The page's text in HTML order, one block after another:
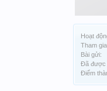
Hoạt
Tham
Bài gửi:
Đã được
Điểm